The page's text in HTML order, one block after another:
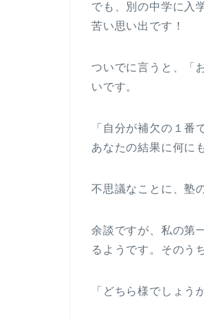
でも、別の中学に入
苦い思い出です！
ついでに言うと、「
いです。
「自分が補欠の１番
あなたの結果に何に
不思議なことに、塾
余談ですが、私の第
るようです。そのう
「どちら様でしょう